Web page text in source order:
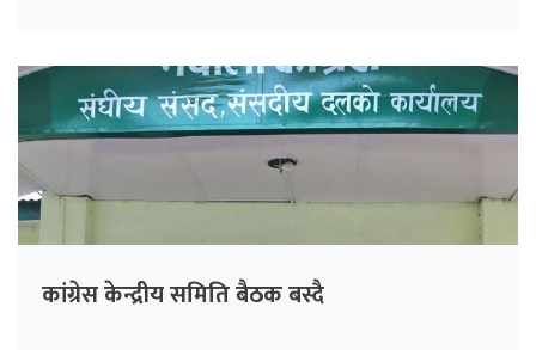
कांग्रेस केन्द्रीय समिति बैठक बस्दै